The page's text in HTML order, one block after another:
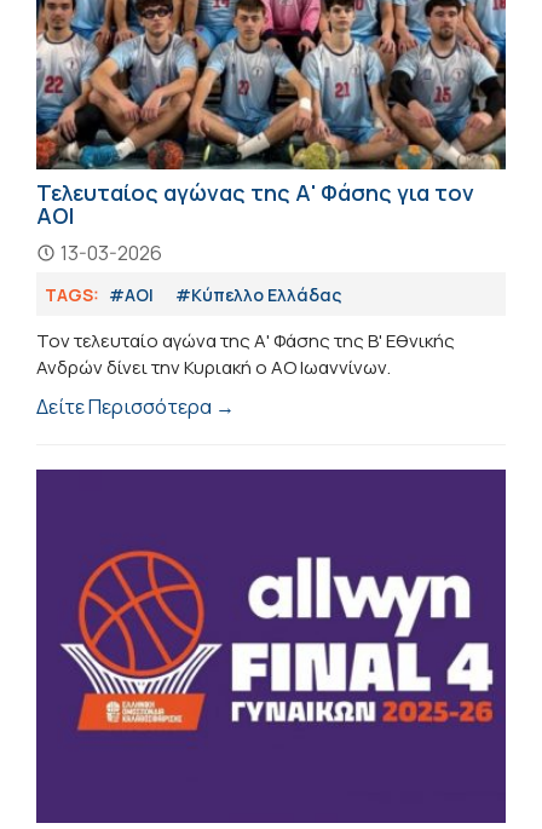
Τελευταίος αγώνας της Α' Φάσης για τον
ΑΟΙ
13-03-2026
TAGS: #ΑΟΙ #Κύπελλο Ελλάδας
Τον τελευταίο αγώνα της Α' Φάσης της Β' Εθνικής
Ανδρών δίνει την Κυριακή ο ΑΟ Ιωαννίνων.
Δείτε Περισσότερα →